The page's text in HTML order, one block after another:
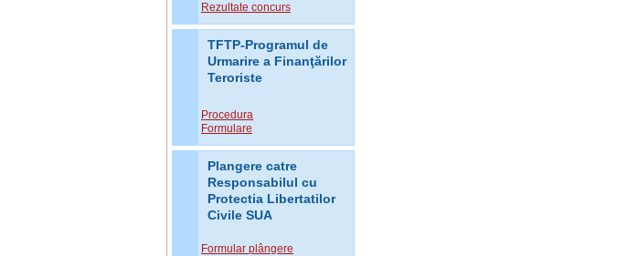
Rezultate concurs
TFTP-Programul de
Urmarire a Finanţărilor
Teroriste
Procedura
Formulare
Plangere catre
Responsabilul cu
Protectia Libertatilor
Civile SUA
Formular plângere